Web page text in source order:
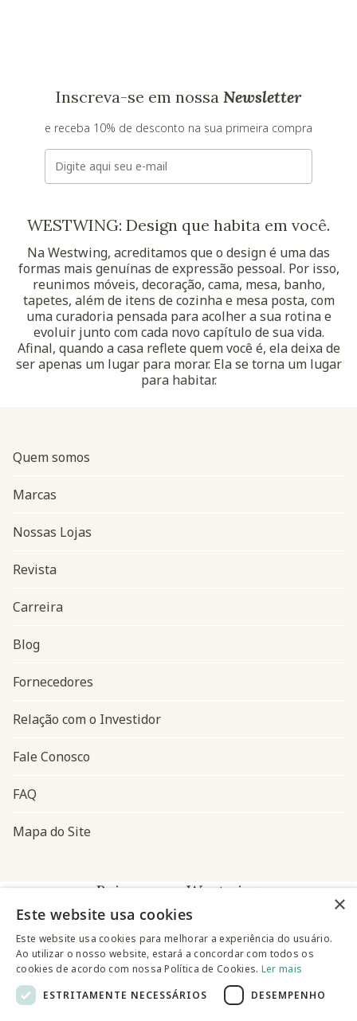
Inscreva-se em nossa Newsletter
e receba 10% de desconto na sua primeira compra
E-mail
WESTWING: Design que habita em você.
Na Westwing, acreditamos que o design é uma das
formas mais genuínas de expressão pessoal. Por isso,
reunimos móveis, decoração, cama, mesa, banho,
tapetes, além de itens de cozinha e mesa posta, com
uma curadoria pensada para acolher a sua rotina e
evoluir junto com cada novo capítulo de sua vida.
Afinal, quando a casa reflete quem você é, ela deixa de
ser apenas um lugar para morar. Ela se torna um lugar
para habitar.
Navegação do rodapé
Quem somos
Marcas
Nossas Lojas
Revista
Carreira
Blog
Fornecedores
Relação com o Investidor
Fale Conosco
FAQ
Mapa do Site
Baixe o app Westwing
×
Este website usa cookies
Este website usa cookies para melhorar a experiência do usuário.
Ao utilizar o nosso website, estará a concordar com todos os
cookies de acordo com nossa Política de Cookies. Ler mais
ESTRITAMENTE NECESSÁRIOS
DESEMPENHO